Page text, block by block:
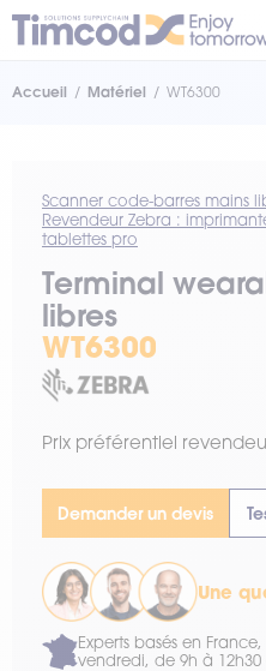
Accueil Matériel WT6300
Scanner code-barres mains
Revendeur Zebra :
tablettes pro
Terminal
libres
WT6300
Prix préférentiel
Demander un devis
Une
Experts basés en
vendredi, de 9h à 12h30